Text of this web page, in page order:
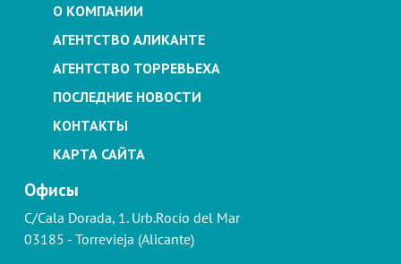
О КОМПАНИИ
АГЕНТСТВО АЛИКАНТЕ
АГЕНТСТВО ТОРРЕВЬЕХА
ПОСЛЕДНИЕ НОВОСТИ
КОНТАКТЫ
КАРТА САЙТА
Офисы
C/Cala Dorada, 1. Urb.Rocío del Mar
03185 - Torrevieja (Alicante)